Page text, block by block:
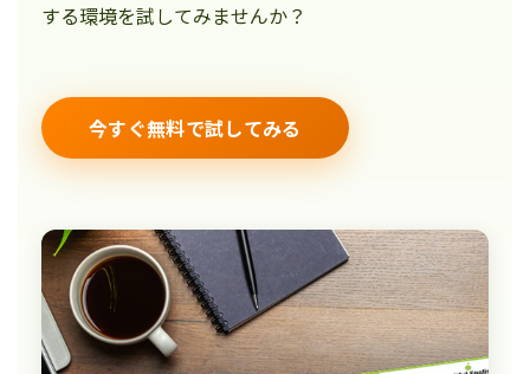
する環境を試してみませんか？
今すぐ無料で試してみる